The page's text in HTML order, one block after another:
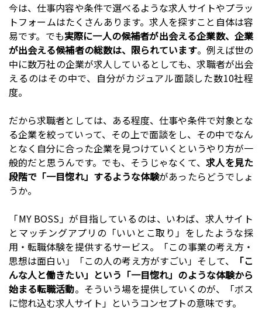
今は、仕事内容や条件で選べるような求人サイトやプラッ
トフォームはたくさんあります。求人を探すこと自体は容
易です。でも実際に一人の候補者が出会える企業数、企業
が出会える候補者の総数は、限られています。例えば世の
中に数万社の企業が求人しているとしても、求職者が出会
えるのはその中で、自分がカジュアル面談した数10社程
度。
だから求職者としては、ある程度、仕事や条件で対象とな
る企業を絞っていって、その上で面談をし、その中でなん
となく自分に合った企業を見つけていくというやり方が一
般的だと思うんです。でも、そうじゃなくて、求人を見た
段階で「一目惚れ」するような体験があったらどうでしょ
うか。
「MY BOSS」が目指しているのは、いわば、求人サイト
とマッチングアプリの「いいとこ取り」をしたような採
用・転職体験を提供するサービス。「この事業の考え方・
思想は面白い」「この人の考え方がすごい」そして、
「こ
んな人と働きたい」という「一目惚れ」のような体験から
始まる転職活動。そういう場を提供していくのが、「ボス
に惚れ込む求人サイト」というコンセプトの意味です。